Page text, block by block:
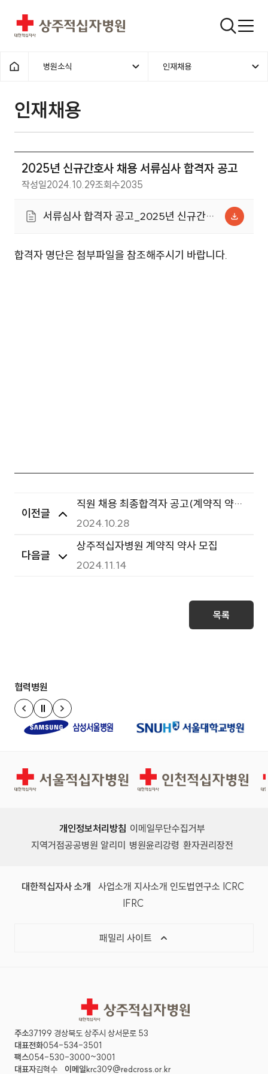
상주적십자병원 검색창
홈으로
병원소식 인재채용
인재채용
2025년 신규간호사 채용 서류심사 합격자 공고
작성일2024.10.29조회수2035
서류심사 합격자 공고_2025년 신규간호
합격자 명단은 첨부파일을 참조해주시기 바랍니다.
이전글
직원 채용 최종합격자 공고(계약직 약
사)
2024.10.28
다음글
상주적십자병원 계약직 약사 모집
2024.11.14
목록
협력병원
이전 슬라이드
정지
다음 슬라이드
서울적십자병원 인천적십자병원
개인정보처리방침 이메일무단수집거부
지역거점공공병원 알리미
병원윤리강령 환자권리장전
대한적십자사 소개 사업소개 지사소개 인도법연구소 ICRC
IFRC
패밀리 사이트
상주적십자병원
주소37199 경상북도 상주시 상서문로 53
대표전화054-534-3501
팩스054-530-3000~3001
대표자김혁수 이메일krc309@redcross.or.kr